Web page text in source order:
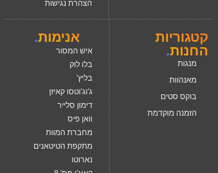
הצהרת נגישות
קטגוריות
החנות.
מנגות
מאנהוות
בוקס סטים
הזמנה מוקדמת
אנימות.
איש המסור
בלו לוק
בליץ'
ג'וג'וטסו קאיזן
דימון סלייר
וואן פיס
מחברת המוות
מתקפת הטיטאנים
נארוטו